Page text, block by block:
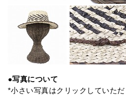
●写真について
*小さい写真はクリックしていただ